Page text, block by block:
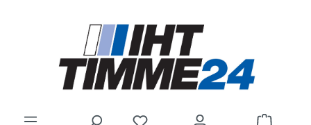
Du hast 0 Produkte auf dem